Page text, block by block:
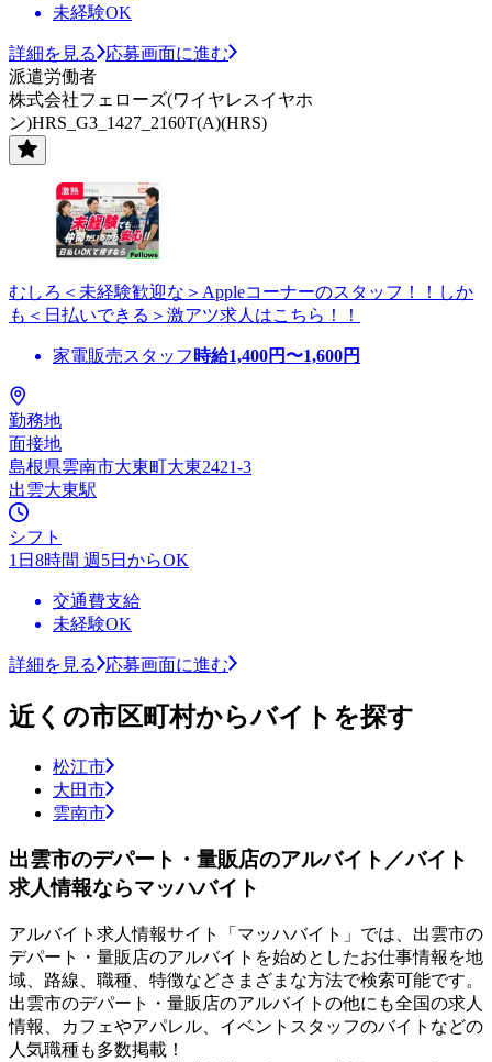
未経験OK
詳細を見る
応募画面に進む
派遣労働者
株式会社フェローズ(ワイヤレスイヤホ
ン)HRS_G3_1427_2160T(A)(HRS)
むしろ＜未経験歓迎な＞Appleコーナーのスタッフ！！しか
も＜日払いできる＞激アツ求人はこちら！！
家電販売スタッフ 時給1,400円〜1,600円
勤務地
面接地
島根県雲南市大東町大東2421-3
出雲大東駅
シフト
1日8時間 週5日からOK
交通費支給
未経験OK
詳細を見る 応募画面に進む
近くの市区町村からバイトを探す
松江市
大田市
雲南市
出雲市のデパート・量販店のアルバイト／バイト
求人情報ならマッハバイト
アルバイト求人情報サイト「マッハバイト」では、出雲市の
デパート・量販店のアルバイトを始めとしたお仕事情報を地
域、路線、職種、特徴などさまざまな方法で検索可能です。
出雲市のデパート・量販店のアルバイトの他にも全国の求人
情報、カフェやアパレル、イベントスタッフのバイトなどの
人気職種も多数掲載！